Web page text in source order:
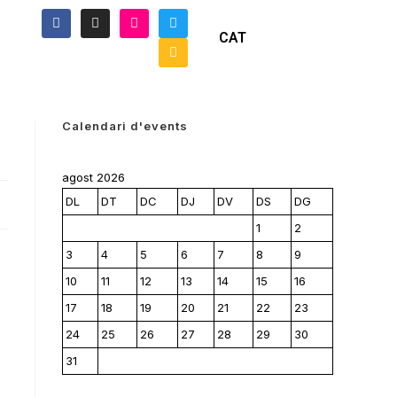
CAT
Calendari d'events
agost 2026
DL
DT DC DJ DV DS
DG
1
2
3
4 5 6 7 8
9
10
11 12 13 14 15
16
17
18 19 20 21 22
23
24
25 26 27 28 29
30
31